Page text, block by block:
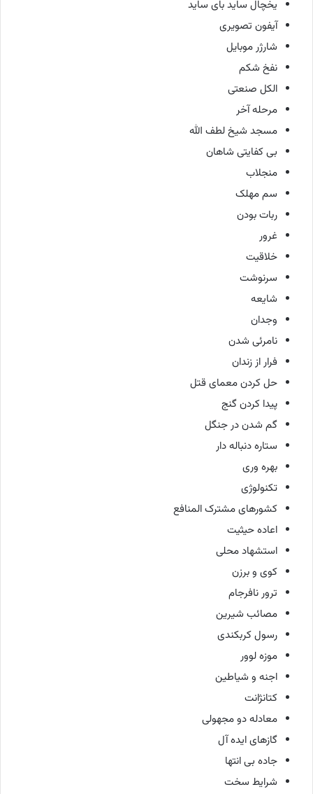
یخچال ساید بای ساید
آیفون تصویری
شارژر موبایل
نفخ شکم
الکل صنعتی
مرحله آخر
مسجد شیخ لطف الله
بی کفایتی شاهان
منجلاب
سم مهلک
ربات بودن
غرور
خلاقیت
سرنوشت
شایعه
وجدان
نامرئی شدن
فرار از زندان
حل کردن معمای قتل
پیدا کردن گنج
گم شدن در جنگل
ستاره دنباله دار
بهره وری
تکنولوژی
کشورهای مشترک المنافع
اعاده حیثیت
استشهاد محلی
کوی و برزن
ترور نافرجام
مصائب شیرین
رسول کربکندی
موزه لوور
اجنه و شیاطین
کتانژانت
معادله دو مجهولی
گازهای ایده آل
جاده بی انتها
شرایط سخت